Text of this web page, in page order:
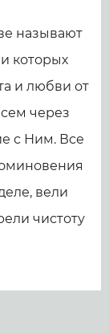
называют
которых
и любви от
через
с Ним. Все
вели
чистоту